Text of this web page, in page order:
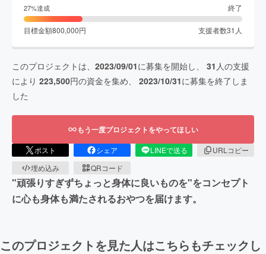
27%達成 終了
目標金額800,000円 支援者数31 人
このプロジェクトは、 2023/09/01に募集を開始し、 31 人の支援
により 223,500円の資金を集め、 2023/10/31に募集を終了しま
した
もう一度プロジェクトをやってほしい
ポスト シェア LINEで送る
URLコピー
埋め込み
QRコード
"頑張りすぎずちょっと身体に良いものを"をコンセプト
に心も身体も満たされるおやつを届けます。
このプロジェクトを見た人はこちらもチェックし